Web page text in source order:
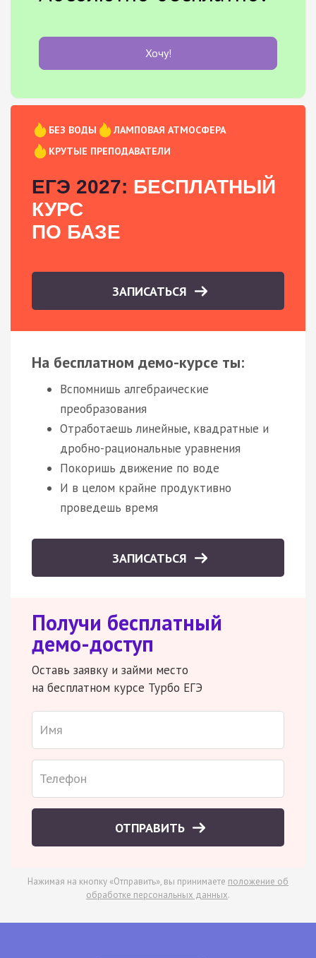
Хочу!
БЕЗ ВОДЫ
ЛАМПОВАЯ АТМОСФЕРА
КРУТЫЕ ПРЕПОДАВАТЕЛИ
ЕГЭ 2027: БЕСПЛАТНЫЙ
КУРС
ПО БАЗЕ
ЗАПИСАТЬСЯ
На бесплатном демо-курсе ты:
Вспомнишь алгебраические
преобразования
Отработаешь линейные, квадратные и
дробно-рациональные уравнения
Покоришь движение по воде
И в целом крайне продуктивно
проведешь время
ЗАПИСАТЬСЯ
Получи бесплатный
демо-доступ
Оставь заявку и займи место
на бесплатном курсе Турбо ЕГЭ
ОТПРАВИТЬ
Нажимая на кнопку «Отправить», вы принимаете положение об
обработке персональных данных.